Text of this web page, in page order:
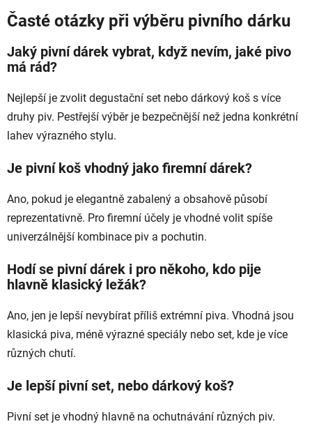
Časté otázky při výběru pivního dárku
Jaký pivní dárek vybrat, když nevím, jaké pivo
má rád?
Nejlepší je zvolit degustační set nebo dárkový koš s více
druhy piv. Pestřejší výběr je bezpečnější než jedna konkrétní
lahev výrazného stylu.
Je pivní koš vhodný jako firemní dárek?
Ano, pokud je elegantně zabalený a obsahově působí
reprezentativně. Pro firemní účely je vhodné volit spíše
univerzálnější kombinace piv a pochutin.
Hodí se pivní dárek i pro někoho, kdo pije
hlavně klasický ležák?
Ano, jen je lepší nevybírat příliš extrémní piva. Vhodná jsou
klasická piva, méně výrazné speciály nebo set, kde je více
různých chutí.
Je lepší pivní set, nebo dárkový koš?
Pivní set je vhodný hlavně na ochutnávání různých piv.